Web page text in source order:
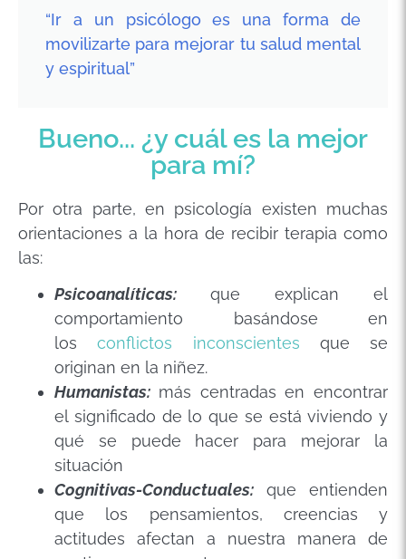
“Ir a un psicólogo es una forma de
movilizarte para mejorar tu salud mental
y espiritual”
Bueno... ¿y cuál es la mejor
para mí?
Por otra parte, en psicología existen muchas
orientaciones a la hora de recibir terapia como
las:
Psicoanalíticas: que explican el
comportamiento basándose en
losconflictos inconscientes que se
originan en la niñez.
Humanistas: más centradas en encontrar
el significado de lo que se está viviendo y
qué se puede hacer para mejorar la
situación
Cognitivas-Conductuales: que entienden
que los pensamientos, creencias y
actitudes afectan a nuestra manera de